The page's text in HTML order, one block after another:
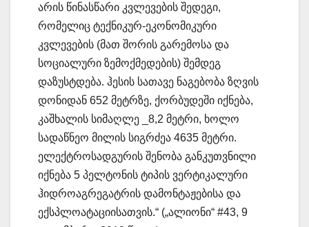
არის წინასწარი კვლევების შედეგი,
რომელიც ტექნიკურ-ეკონომიკური
კვლევების (მათ შორის გარემოსა და
სოციალური ზემოქმედების) შემდეგ
დაზუსტდება. ჰესის სათავე ნაგებობა ზღვის
დონიდან 652 მეტრზე, ქორბუდეში იქნება,
კაშხალის სიმაღლე _8,2 მეტრი, ხოლო
სადაწნეო მილის სიგრძეა 4635 მეტრი.
ელექტროსადგურის შენობა განკუთვნილი
იქნება 5 პელტონის ტიპის ვერტიკალური
ჰიდროაგრეგატრის დამონტაჟებისა და
ექსპლოატაციისათვის.“ („ალიონი“ #43, 9